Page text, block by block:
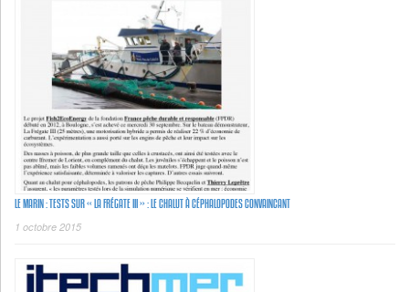
LE MARIN : TESTS SUR « LA FRÉGATE III » : LE CHALUT À CÉPHALOPODES CONVAINCANT
1 octobre 2015